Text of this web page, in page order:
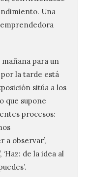
Una
para un
la tarde está
sitúa a los
que supone
procesos:
a observar’,
‘Haz: de la idea al